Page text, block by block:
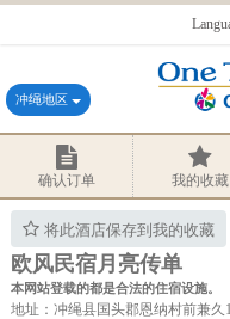
冲绳地区
确认订单 我的收藏
将此酒店保存到我的收藏
欧风民宿月亮传单
本网站登载的都是合法的住宿设施。
地址：冲绳县国头郡恩纳村前兼久